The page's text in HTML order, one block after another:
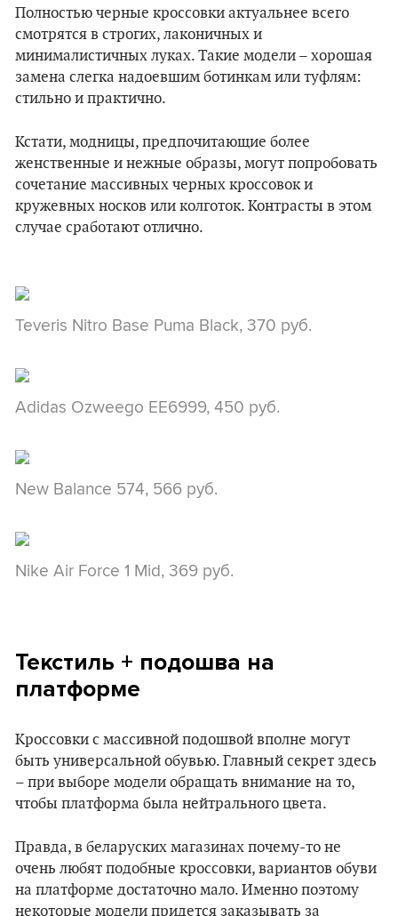
Полностью черные кроссовки актуальнее всего
смотрятся в строгих, лаконичных и
минималистичных луках. Такие модели – хорошая
замена слегка надоевшим ботинкам или туфлям:
стильно и практично.
Кстати, модницы, предпочитающие более
женственные и нежные образы, могут попробовать
сочетание массивных черных кроссовок и
кружевных носков или колготок. Контрасты в этом
случае сработают отлично.
Teveris Nitro Base Puma Black, 370 руб.
Adidas Ozweego EE6999, 450 руб.
New Balance 574, 566 руб.
Nike Air Force 1 Mid, 369 руб.
Текстиль + подошва на
платформе
Кроссовки с массивной подошвой вполне могут
быть универсальной обувью. Главный секрет здесь
– при выборе модели обращать внимание на то,
чтобы платформа была нейтрального цвета.
Правда, в беларуских магазинах почему-то не
очень любят подобные кроссовки, вариантов обуви
на платформе достаточно мало. Именно поэтому
некоторые модели придется заказывать за